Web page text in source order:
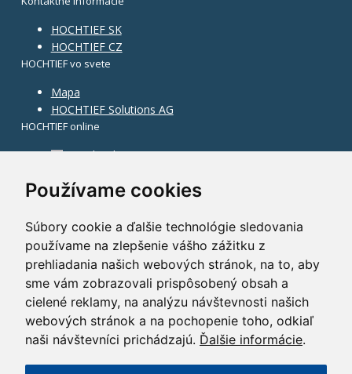
Používame cookies
Súbory cookie a ďalšie technológie sledovania
používame na zlepšenie vášho zážitku z
prehliadania našich webových stránok, na to, aby
sme vám zobrazovali prispôsobený obsah a
cielené reklamy, na analýzu návštevnosti našich
webových stránok a na pochopenie toho, odkiaľ
naši návštevníci prichádzajú. Ďalšie informácie.
HOCHTIEF SK
HOCHTIEF CZ
HOCHTIEF vo svete
Mapa
HOCHTIEF Solutions AG
HOCHTIEF online
Facebook